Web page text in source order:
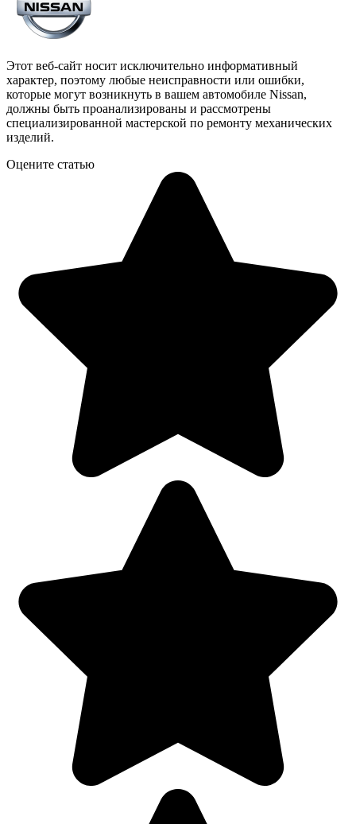
Этот веб-сайт носит исключительно информативный
характер, поэтому любые неисправности или ошибки,
которые могут возникнуть в вашем автомобиле Nissan,
должны быть проанализированы и рассмотрены
специализированной мастерской по ремонту механических
изделий.
Оцените статью